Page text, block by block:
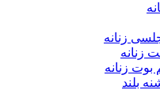
زنانه
زنانه
بوت زنانه
بلند